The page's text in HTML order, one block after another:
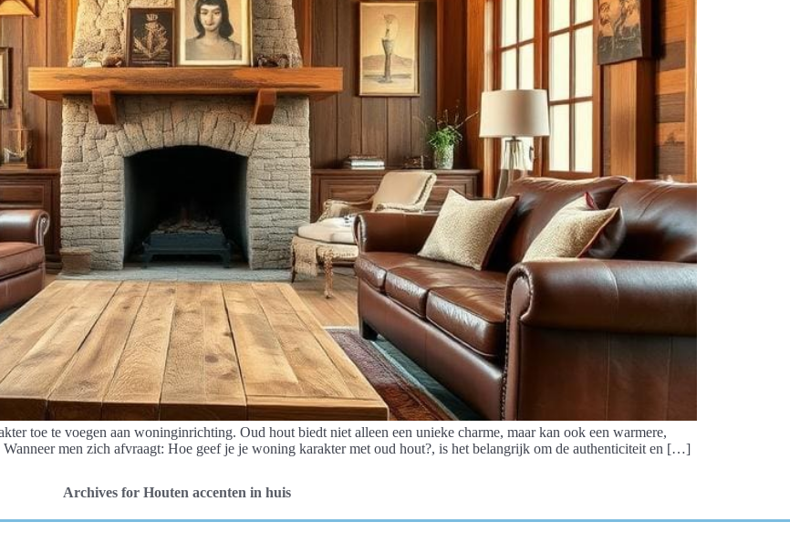
toe te voegen aan woninginrichting. Oud hout biedt niet alleen een unieke charme, maar kan ook een warmere,
men zich afvraagt: Hoe geef je je woning karakter met oud hout?, is het belangrijk om de authenticiteit en […]
Archives for Houten accenten in huis